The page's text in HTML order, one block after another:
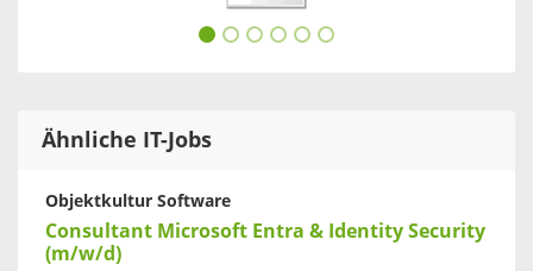
Ähnliche IT-Jobs
Objektkultur Software
Consultant Microsoft Entra & Identity Security
(m/w/d)